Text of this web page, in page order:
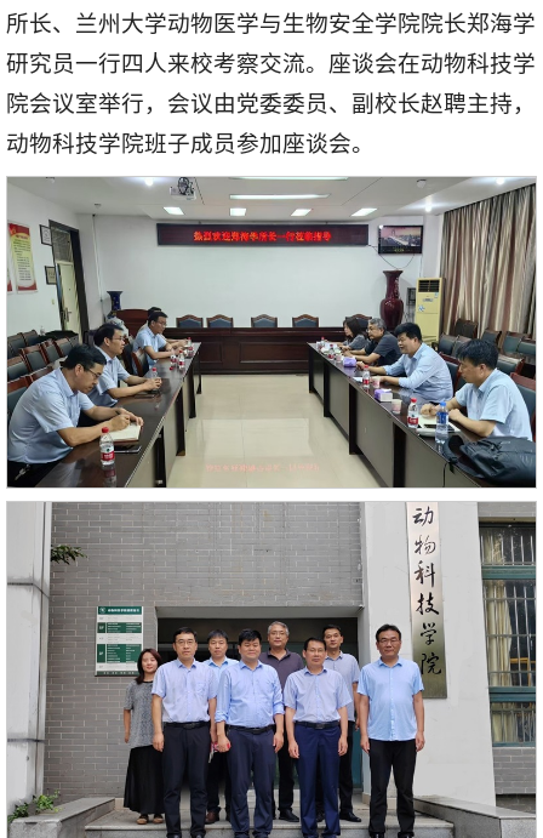
所长、兰州大学动物医学与生物安全学院院长郑海学
研究员一行四人来校考察交流。座谈会在动物科技学
院会议室举行，会议由党委委员、副校长赵聘主持，
动物科技学院班子成员参加座谈会。